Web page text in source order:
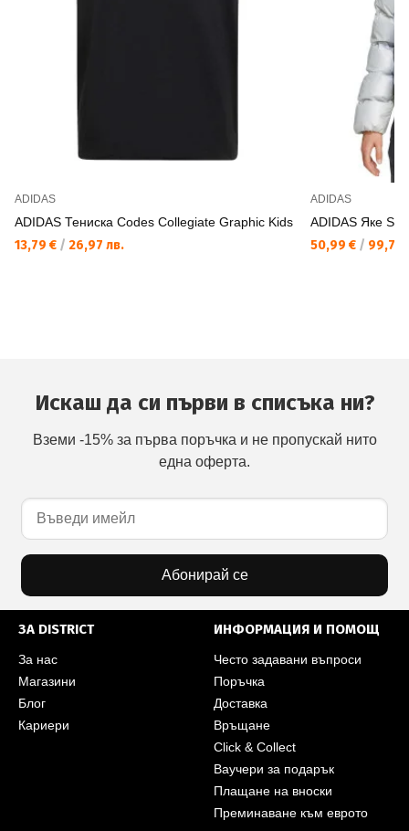
ADIDAS
ADIDAS Тениска Codes Collegiate Graphic Kids
13,79 € / 26,97 лв.
ADIDAS
ADIDAS Яке
50,99 € / 99,73
Искаш да си първи в списъка ни?
Вземи -15% за първа поръчка и не пропускай нито
една оферта.
Абонирай се
ЗА DISTRICT
За нас
Магазини
Блог
Кариери
ИНФОРМАЦИЯ И ПОМОЩ
Често задавани въпроси
Поръчка
Доставка
Връщане
Click & Collect
Ваучери за подарък
Плащане на вноски
Преминаване към еврото